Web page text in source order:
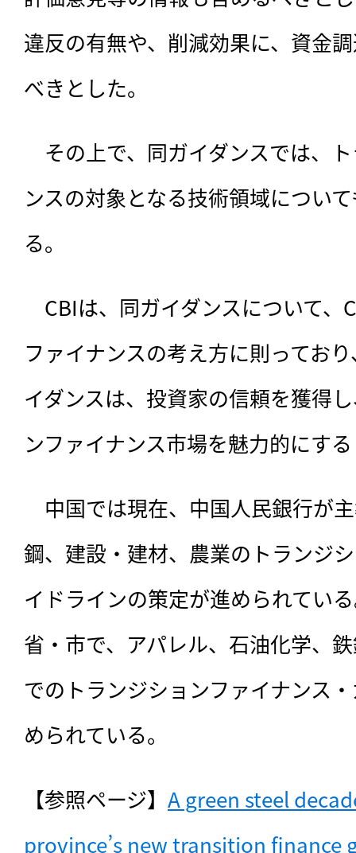
違反の有無や、削減効果に、資金
べきとした。
その上で、同ガイダンスでは、
ンスの対象となる技術領域につい
る。
CBIは、同ガイダンスについて、
ファイナンスの考え方に則ってお
イダンスは、投資家の信頼を獲得
ンファイナンス市場を魅力的にす
中国では現在、中国人民銀行が
鋼、建設・建材、農業のトランジ
イドラインの策定が進められてい
省・市で、アパレル、石油化学、
でのトランジションファイナンス
められている。
【参照ページ】 A green steel
province’s new transition finance